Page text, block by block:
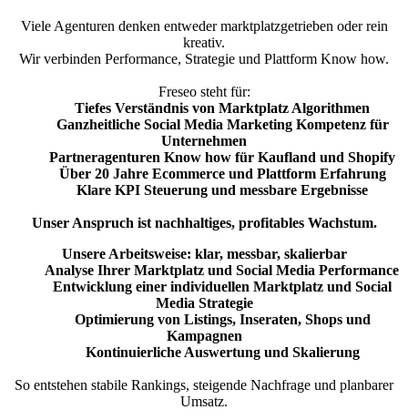
Viele Agenturen denken entweder marktplatzgetrieben oder rein
kreativ.
Wir verbinden Performance, Strategie und Plattform Know how.
Freseo steht für:
Tiefes Verständnis von Marktplatz Algorithmen
Ganzheitliche Social Media Marketing Kompetenz für
Unternehmen
Partneragenturen Know how für Kaufland und Shopify
Über 20 Jahre Ecommerce und Plattform Erfahrung
Klare KPI Steuerung und messbare Ergebnisse
Unser Anspruch ist nachhaltiges, profitables Wachstum.
Unsere Arbeitsweise: klar, messbar, skalierbar
Analyse Ihrer Marktplatz und Social Media Performance
Entwicklung einer individuellen Marktplatz und Social
Media Strategie
Optimierung von Listings, Inseraten, Shops und
Kampagnen
Kontinuierliche Auswertung und Skalierung
So entstehen stabile Rankings, steigende Nachfrage und planbarer
Umsatz.